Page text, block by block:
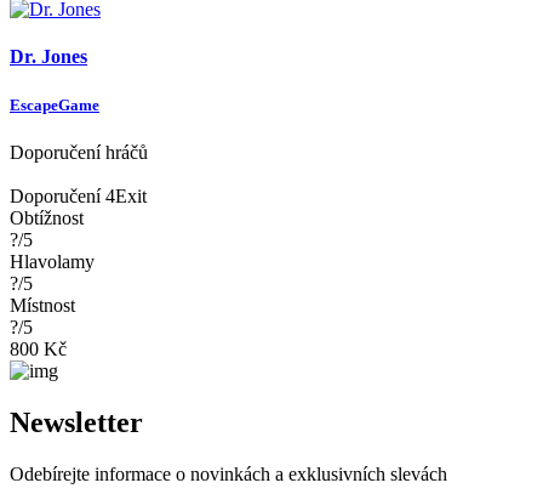
Dr. Jones
EscapeGame
Doporučení hráčů
Doporučení 4Exit
Obtížnost
?/5
Hlavolamy
?/5
Místnost
?/5
800 Kč
Newsletter
Odebírejte informace o novinkách a exklusivních slevách